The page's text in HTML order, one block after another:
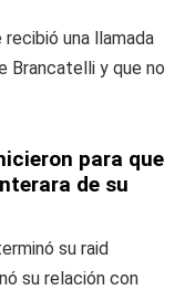
una llamada
Brancatelli y que no
para que
de su
su raid
su relación con